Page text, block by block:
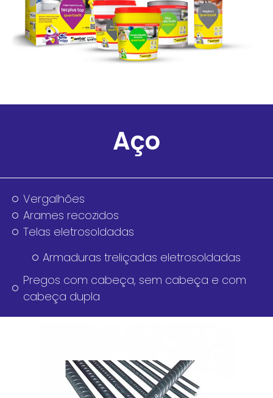
Aço
Vergalhões
Arames recozidos
Telas eletrosoldadas
Armaduras treliçadas eletrosoldadas
Pregos com cabeça, sem cabeça e com
cabeça dupla